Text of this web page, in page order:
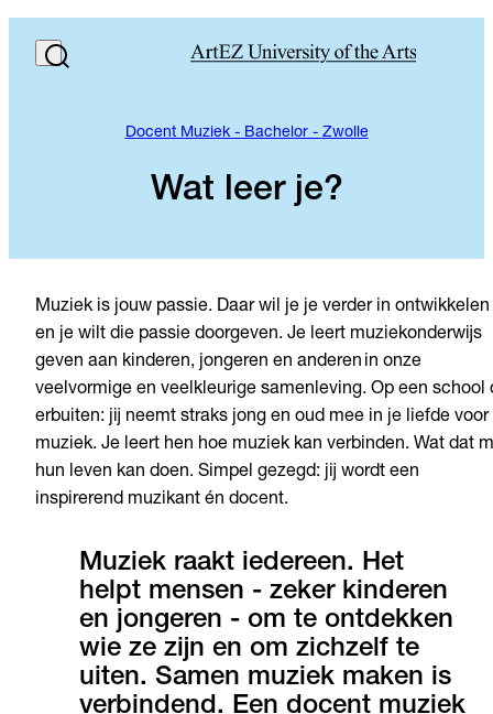
Docent Muziek - Bachelor - Zwolle
Wat leer je?
Muziek is jouw passie. Daar wil je je verder in ontwikkelen
en je wilt die passie doorgeven. Je leert muziekonderwijs
geven aan kinderen, jongeren en anderen in onze
veelvormige en veelkleurige samenleving. Op een school
erbuiten: jij neemt straks jong en oud mee in je liefde voor
muziek. Je leert hen hoe muziek kan verbinden. Wat dat
hun leven kan doen. Simpel gezegd: jij wordt een
inspirerend muzikant én docent.
Muziek raakt iedereen. Het
helpt mensen - zeker kinderen
en jongeren - om te ontdekken
wie ze zijn en om zichzelf te
uiten. Samen muziek maken is
verbindend. Een docent muziek